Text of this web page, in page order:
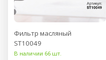
Фильтр масляный
ST10049
В наличии 66 шт.